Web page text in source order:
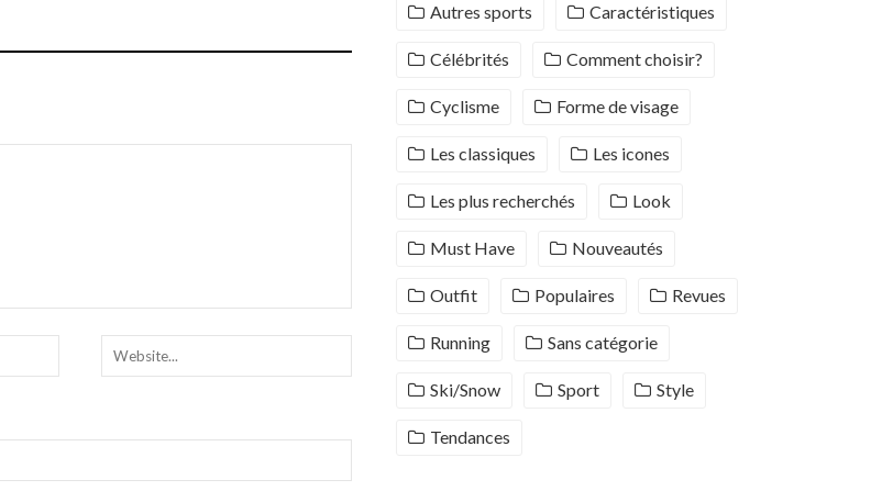
Autres sports Caractéristiques
Célébrités Comment choisir?
Cyclisme Forme de visage
Les classiques Les icones
Les plus recherchés Look
Must Have Nouveautés
Outfit Populaires Revues
Running Sans catégorie
Ski/Snow Sport Style
Tendances